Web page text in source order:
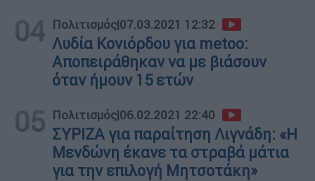
04 Πολιτισμός|07.03.2021 12:32
Λυδία Κονιόρδου για metoo:
Αποπειράθηκαν να με βιάσουν
όταν ήμουν 15 ετών
05 Πολιτισμός|06.02.2021 22:40
ΣΥΡΙΖΑ για παραίτηση Λιγνάδη: «Η
Μενδώνη έκανε τα στραβά μάτια
για την επιλογή Μητσοτάκη»